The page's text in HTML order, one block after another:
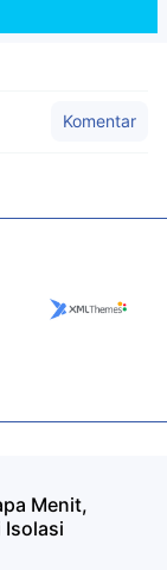
Komentar
Menit,
Isolasi